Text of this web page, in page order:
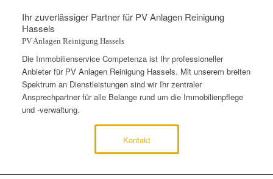
Ihr zuverlässiger Partner für PV Anlagen Reinigung
Hassels
PV Anlagen Reinigung Hassels
Die Immobilienservice Competenza ist Ihr professioneller
Anbieter für PV Anlagen Reinigung Hassels. Mit unserem breiten
Spektrum an Dienstleistungen sind wir Ihr zentraler
Ansprechpartner für alle Belange rund um die Immobilienpflege
und -verwaltung.
Kontakt